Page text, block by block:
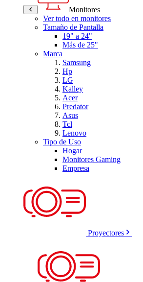
Monitores
Ver todo en monitores
Tamaño de Pantalla
19" a 24"
Más de 25"
Marca
Samsung
Hp
LG
Kalley
Acer
Predator
Asus
Tcl
Lenovo
Tipo de Uso
Hogar
Monitores Gaming
Empresa
Proyectores